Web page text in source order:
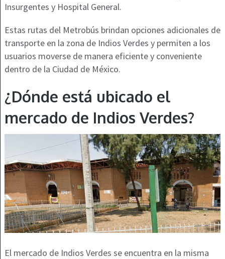
Insurgentes y Hospital General.
Estas rutas del Metrobús brindan opciones adicionales de
transporte en la zona de Indios Verdes y permiten a los
usuarios moverse de manera eficiente y conveniente
dentro de la Ciudad de México.
¿Dónde está ubicado el
mercado de Indios Verdes?
El mercado de Indios Verdes se encuentra en la misma